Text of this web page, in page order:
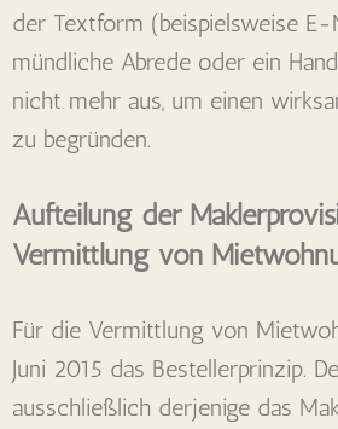
der Textform (beispielsweise E-
mündliche Abrede oder ein
nicht mehr aus, um einen
zu begründen.
Aufteilung der
Vermittlung von
Für die Vermittlung von
Juni 2015 das Bestellerprinzip.
ausschließlich derjenige das